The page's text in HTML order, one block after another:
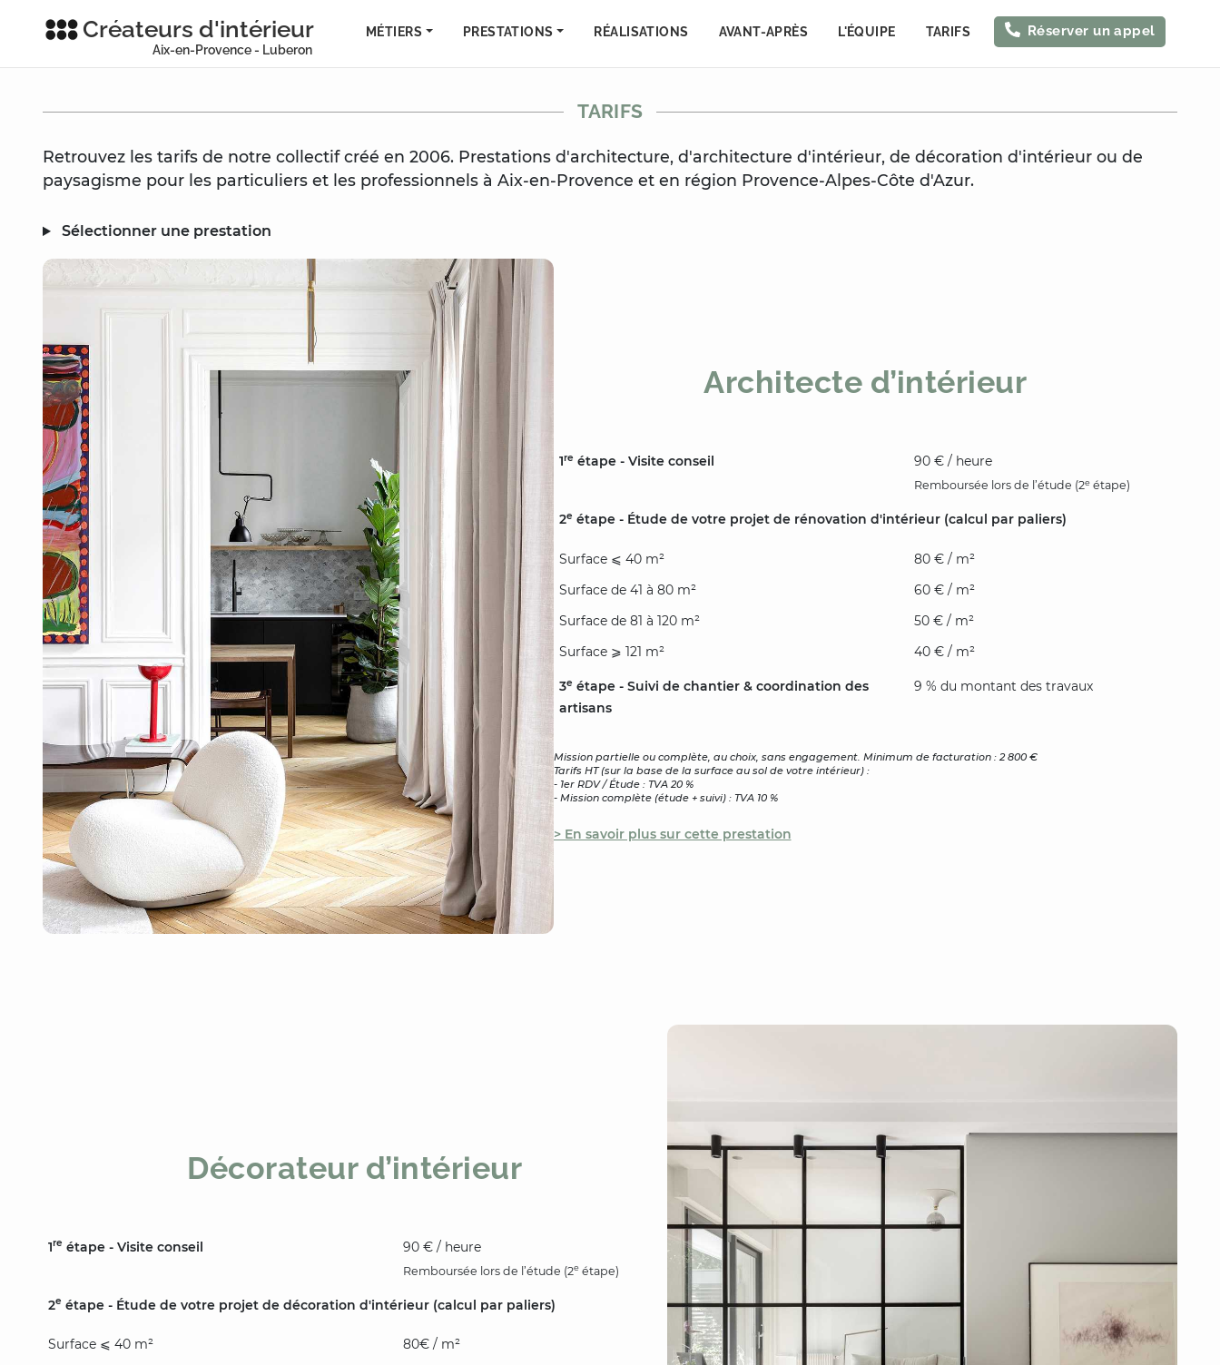
Créateurs d'intérieur
Aix-en-Provence - Luberon
MÉTIERS PRESTATIONS RÉALISATIONS AVANT-APRÈS L'ÉQUIPE TARIFS Réserver un appel
TARIFS
Retrouvez les tarifs de notre collectif créé en 2006. Prestations d'architecture, d'architecture d'intérieur, de décoration d'intérieur ou de
paysagisme pour les particuliers et les professionnels à Aix-en-Provence et en région Provence-Alpes-Côte d'Azur.
Sélectionner une prestation
Architecte d’intérieur
1re étape - Visite conseil 90 € / heure
Remboursée lors de l’étude (2eétape)
2e étape - Étude de votre projet de rénovation d'intérieur (calcul par paliers)
Surface ⩽ 40 m²
80 € / m²
Surface de 41 à 80 m²
60 € / m²
Surface de 81 à 120 m²
50 € / m²
Surface ⩾ 121 m²
40 € / m²
3e étape - Suivi de chantier & coordination des
artisans
9 % du montant des travaux
Mission partielle ou complète, au choix, sans engagement. Minimum de facturation : 2 800 €
Tarifs HT (sur la base de la surface au sol de votre intérieur) :
- 1er RDV / Étude : TVA 20 %
- Mission complète (étude + suivi) : TVA 10 %
> En savoir plus sur cette prestation
Décorateur d’intérieur
1re étape - Visite conseil 90 € / heure
Remboursée lors de l’étude (2e étape)
2e étape - Étude de votre projet de décoration d'intérieur (calcul par paliers)
Surface ⩽ 40 m²
80€ / m²